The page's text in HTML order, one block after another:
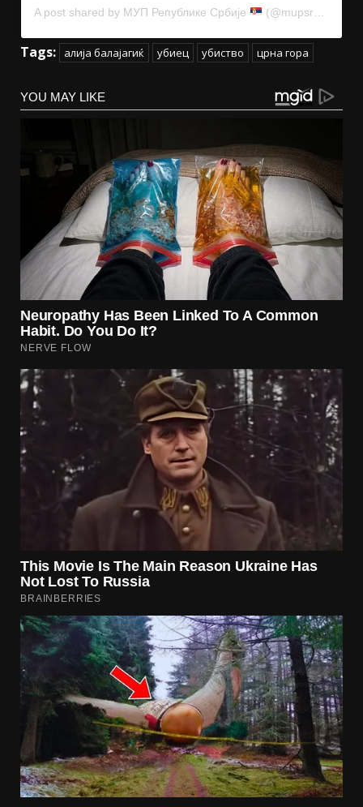
A post shared by МУП Републике Србије (@mupsrbije)
Tags: алија балајагиќ убиец убиство црна гора